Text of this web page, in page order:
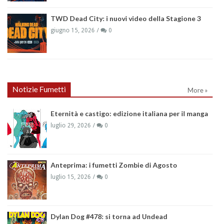
TWD Dead City: i nuovi video della Stagione 3
giugno 15, 2026 0
Notizie Fumetti More »
Eternità e castigo: edizione italiana per il manga
luglio 29, 2026 0
Anteprima: i fumetti Zombie di Agosto
luglio 15, 2026 0
Dylan Dog #478: si torna ad Undead